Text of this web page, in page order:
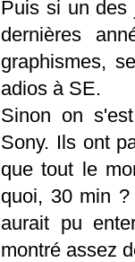
Puis si un des
dernières
graphismes,
adios à SE.
Sinon on
Sony. Ils ont
que tout le
quoi, 30 min
aurait pu
montré assez